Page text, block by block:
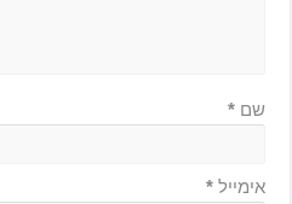
שם *
אימייל *